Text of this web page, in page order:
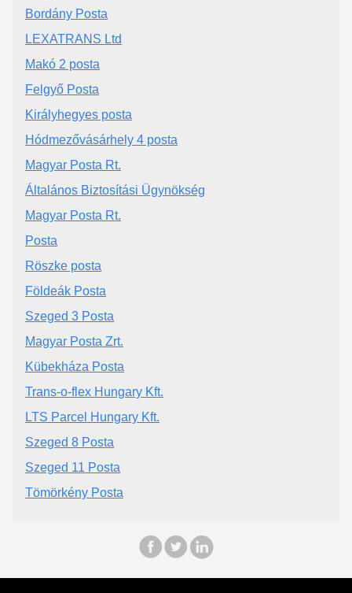
Bordány Posta
LEXATRANS Ltd
Makó 2 posta
Felgyő Posta
Királyhegyes posta
Hódmezővásárhely 4 posta
Magyar Posta Rt.
Általános Biztosítási Ügynökség
Magyar Posta Rt.
Posta
Röszke posta
Földeák Posta
Szeged 3 Posta
Magyar Posta Zrt.
Kübekháza Posta
Trans-o-flex Hungary Kft.
LTS Parcel Hungary Kft.
Szeged 8 Posta
Szeged 11 Posta
Tömörkény Posta